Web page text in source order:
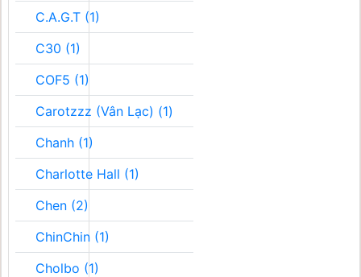
C.A.G.T (1)
C30 (1)
COF5 (1)
Carotzzz (Vân Lạc) (1)
Chanh (1)
Charlotte Hall (1)
Chen (2)
ChinChin (1)
Cholbo (1)